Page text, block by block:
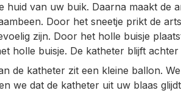
huid van uw buik. Daarna maakt de
Door het sneetje prikt de
zijn. Door het holle buisje
holle buisje. De katheter blijft achter
de katheter zit een kleine ballon.
we dat de katheter uit uw blaas